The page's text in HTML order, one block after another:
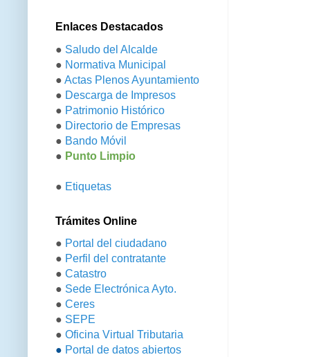
Enlaces Destacados
● Saludo del Alcalde
● Normativa Municipal
● Actas Plenos Ayuntamiento
● Descarga de Impresos
● Patrimonio Histórico
● Directorio de Empresas
● Bando Móvil
● Punto Limpio
● Etiquetas
Trámites Online
● Portal del ciudadano
● Perfil del contratante
● Catastro
● Sede Electrónica Ayto.
● Ceres
● SEPE
● Oficina Virtual Tributaria
● Portal de datos abiertos